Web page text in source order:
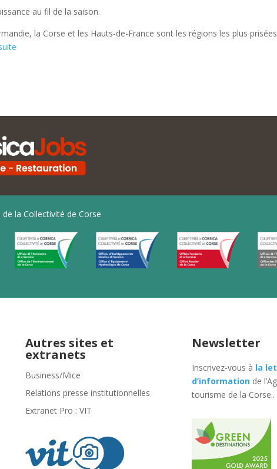
au fil de la saison.
la Corse et les Hauts-de-France sont les régions les plus
la Collectivité de Corse
Autres sites et
extranets
Business/Mice
Relations presse institutionnelles
Extranet Pro : VIT
Newsletter
Inscrivez-vous à la
d’information de
tourisme de la Corse..